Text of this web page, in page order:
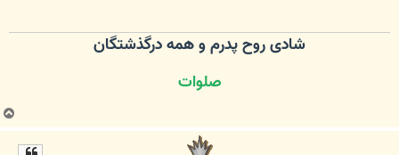
شادی روح پدرم و همه درگذشتگان
صلوات
ب
ا